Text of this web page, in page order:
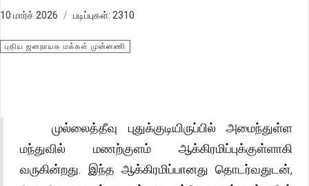
10 மார்ச் 2026 படிப்புகள்: 2310
புதிய ஜனநாயக மக்கள் முன்னணி
முல்லைத்தீவு புதுக்குடியிருப்பில் அமைந்துள்ள
மந்துவில் மணற்குளம் ஆக்கிரமிப்புக்குள்ளாகி
வருகின்றது. இந்த ஆக்கிரமிப்பானது தொடர்வதுடன்,